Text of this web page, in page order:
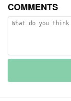
COMMENTS